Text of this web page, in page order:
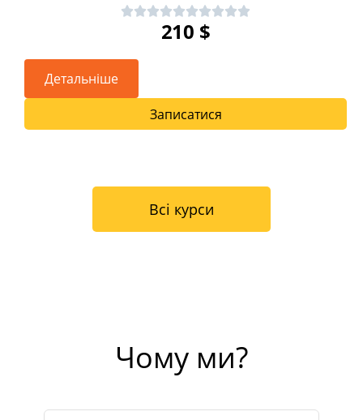
210 $
Детальніше
Записатися
Всі курси
Чому ми?